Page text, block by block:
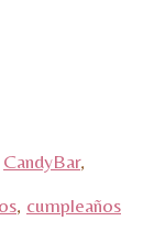
CandyBar,
, cumpleaños